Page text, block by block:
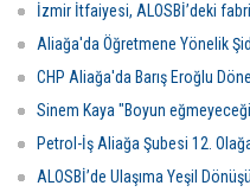
İzmir İtfaiyesi, ALOSBİ’deki
Aliağa'da Öğretmene Yönelik
CHP Aliağa'da Barış Eroğlu
Sinem Kaya "Boyun
Petrol-İş Aliağa Şubesi 12.
ALOSBİ’de Ulaşıma Yeşil